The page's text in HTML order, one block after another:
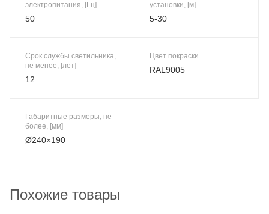
электропитания, [Гц]
50
установки, [м]
5-30
Срок службы светильника,
не менее, [лет]
12
Цвет покраски
RAL9005
Габаритные размеры, не
более, [мм]
Ø240×190
Похожие товары